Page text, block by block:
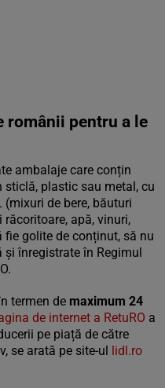
românii pentru a le
ambalaje care conțin
sticlă, plastic sau metal, cu
de bere, băuturi
apă, vinuri,
golite de conținut, să nu
înregistrate în Regimul
termen de maximum 24
de internet a RetuRO a
pe piață de către
se arată pe site-ul lidl.ro